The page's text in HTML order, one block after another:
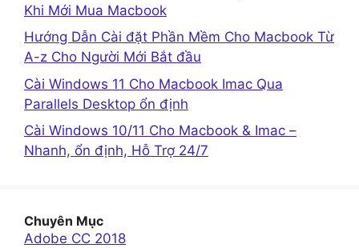
Khi Mới Mua Macbook
Hướng Dẫn Cài đặt Phần Mềm Cho Macbook Từ
A-z Cho Người Mới Bắt đầu
Cài Windows 11 Cho Macbook Imac Qua
Parallels Desktop ổn định
Cài Windows 10/11 Cho Macbook & Imac –
Nhanh, ổn định, Hỗ Trợ 24/7
Chuyên Mục
Adobe CC 2018